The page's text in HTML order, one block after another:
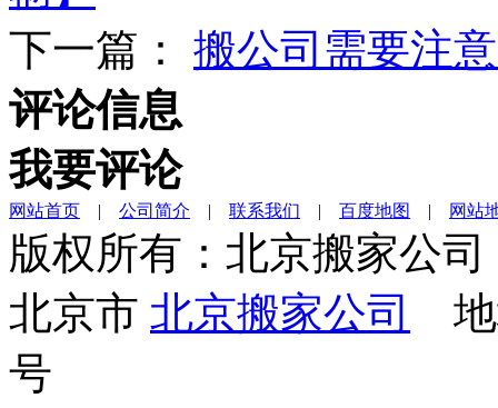
下一篇： 搬公司需要注
评论信息
我要评论
网站首页 | 公司简介 | 联系我们 | 百度地图 | 网站
版权所有：北京搬家公司
北京市 北京搬家公司
地
号